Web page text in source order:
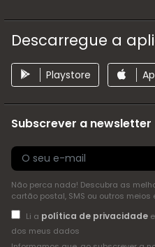
Descarregue a
Playstore
Subscrever a newsletter
Não perca nada! Descubra as
cartão postal, SMS ou outros meios
Li a política de privacidadee
dos meus dados